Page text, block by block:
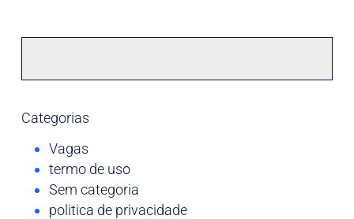
Categorias
Vagas
termo de uso
Sem categoria
politica de privacidade